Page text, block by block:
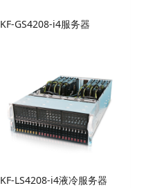
KF-GS4208-i4服务器
KF-LS4208-i4液冷服务器